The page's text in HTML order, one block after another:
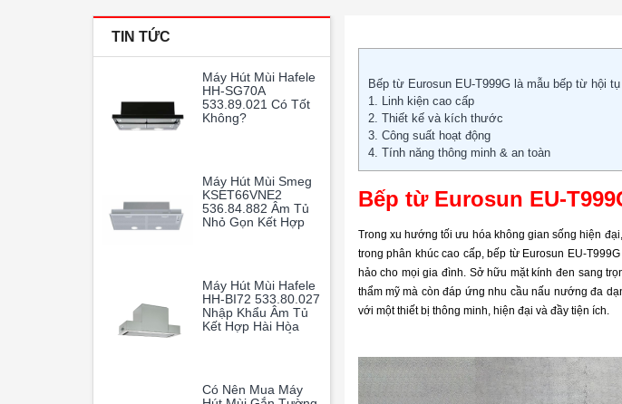
TIN TỨC
Máy Hút Mùi Hafele
HH-SG70A
533.89.021 Có Tốt
Không?
Máy Hút Mùi Smeg
KSET66VNE2
536.84.882 Âm Tủ
Nhỏ Gọn Kết Hợp
Máy Hút Mùi Hafele
HH-BI72 533.80.027
Nhập Khẩu Âm Tủ
Kết Hợp Hài Hòa
Có Nên Mua Máy
Bếp từ Eurosun EU-T999G là mẫu bếp từ hội
1. Linh kiện cao cấp
2. Thiết kế và kích thước
3. Công suất hoạt động
4. Tính năng thông minh & an toàn
Bếp từ Eurosun EU-
Trong xu hướng tối ưu hóa không gian sống hiện
trong phân khúc cao cấp, bếp từ Eurosun EU-T999G
hảo cho mọi gia đình. Sở hữu mặt kính đen sang
thẩm mỹ mà còn đáp ứng nhu cầu nấu nướng đa
với một thiết bị thông minh, hiện đại và đầy tiện ích.